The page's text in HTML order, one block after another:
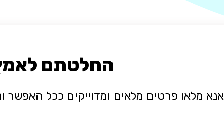
החלטתם
אנא מלאו פרטים מלאים ומדוייקים ככל